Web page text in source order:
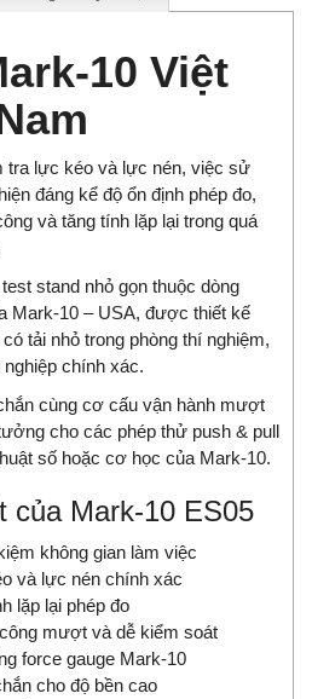
10 Việt
tra lực kéo và lực nén, việc sử
đáng kể độ ổn định phép đo,
và tăng tính lặp lại trong quá
stand nhỏ gọn thuộc dòng
Mark-10 – USA, được thiết kế
tải nhỏ trong phòng thí nghiệm,
chính xác.
cùng cơ cấu vận hành mượt
cho các phép thử push & pull
số hoặc cơ học của Mark-10.
của Mark-10 ES05
không gian làm việc
và lực nén chính xác
lặp lại phép đo
mượt và dễ kiểm soát
force gauge Mark-10
cho độ bền cao